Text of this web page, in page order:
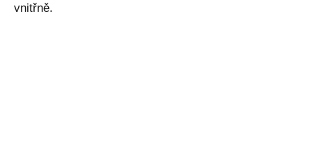
vnitřně.